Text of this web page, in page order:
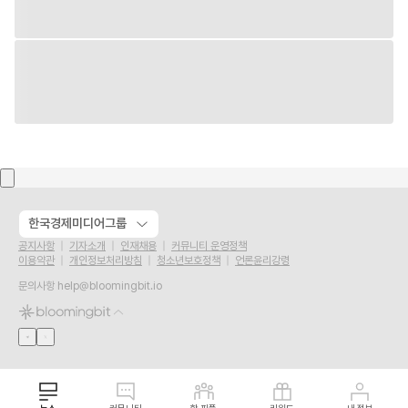
한국경제미디어그룹
공지사항 기자소개 인재채용
커뮤니티 운영정책
이용약관
개인정보처리방침 청소년보호정책
언론윤리강령
문의사항 help@bloomingbit.io